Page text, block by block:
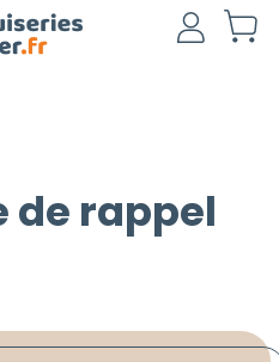
de rappel